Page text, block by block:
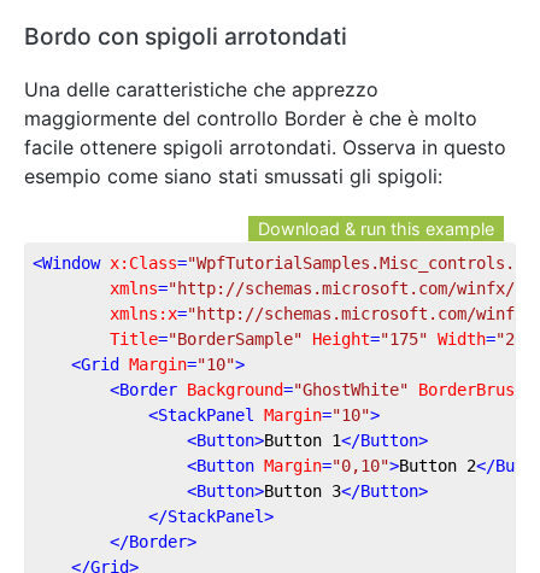
Bordo con spigoli arrotondati
Una delle caratteristiche che apprezzo
maggiormente del controllo Border è che è molto
facile ottenere spigoli arrotondati. Osserva in questo
esempio come siano stati smussati gli spigoli:
Download & run this example
<Window x:Class=
xmlns="http://schemas.microsoft.com/winfx/
xmlns:x="http://schemas.microsoft.com/winfx/
Title="BorderSample" Height="175" Width=
<Grid Margin="10">
<Border Background="GhostWhite" BorderBrush
<StackPanel Margin="10">
<Button>Button 1</Button>
<Button Margin="0,10">Button 2</
<Button>Button 3</Button>
</StackPanel>
</Border>
</Grid>